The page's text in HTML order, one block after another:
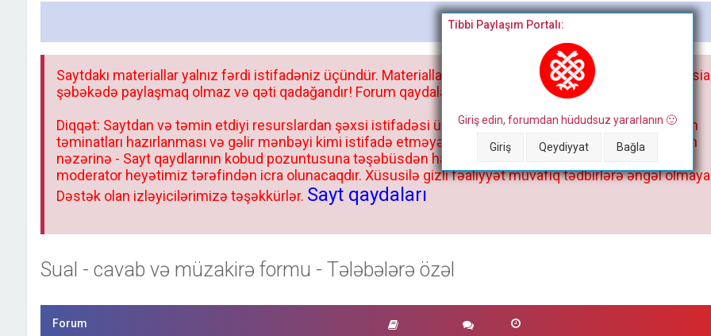
Bitdi
Tibbi Paylaşım Portalı:
Giriş edin, forumdan hüdudsuz yararlanın 🙂
Giriş Qeydiyyat Bağla
Saytdakı materiallar yalnız fərdi istifadəniz üçündür. Materialları istisnasız heç bir qrupda, saytda və sosial
şəbəkədə paylaşmaq olmaz və qəti qadağandır! Forum qaydaları ilə mütləq tanış olun:
Diqqət: Saytdan və təmin etdiyi resurslardan şəxsi istifadəsi üçün deyil, kənar niyyətlər, xüsusi proqram
təminatları hazırlanması və gəlir mənbəyi kimi istifadə etməyə cəhd göstərənlərin və istifadə edənlərin
nəzərinə - Sayt qaydlarının kobud pozuntusuna təşəbüsdən haqqınızda bütün müvafiq tədbirlər böyük
moderator heyətimiz tərəfindən icra olunacaqdır. Xüsusilə gizli fəaliyyət müvafiq tədbirlərə əngəl
Dəstək olan izləyicilərimizə təşəkkürlər. Sayt qaydaları
Sual - cavab və müzakirə formu - Tələbələrə özəl
Forum